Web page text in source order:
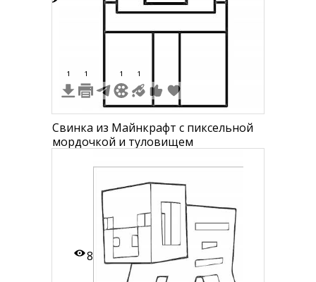
1 1 1 1
Свинка из Майнкрафт с пиксельной
мордочкой и туловищем
8